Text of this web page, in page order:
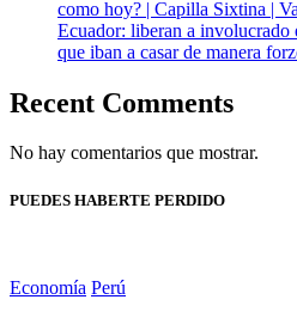
como hoy? | Capilla Sixtina |
Ecuador: liberan a involucrado
que iban a casar de manera
Recent Comments
No hay comentarios que mostrar.
PUEDES HABERTE PERDIDO
Economía Perú